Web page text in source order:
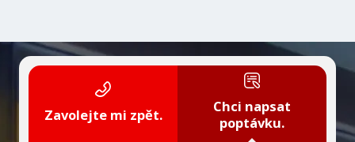
Zavolejte mi zpět.
Chci napsat
poptávku.